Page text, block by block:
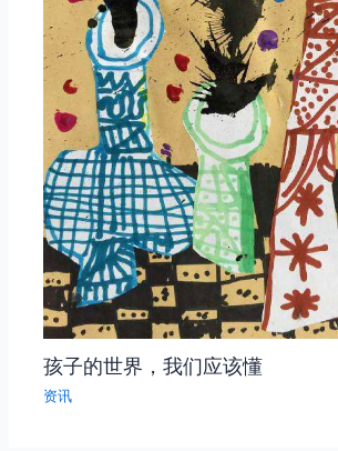
孩子的世界，我们应该懂
资讯